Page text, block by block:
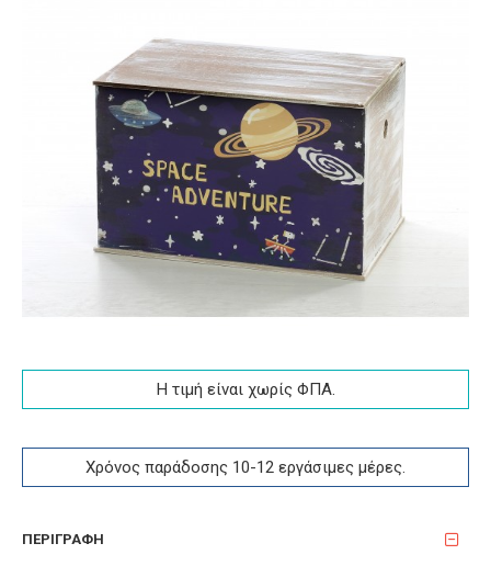
Η τιμή είναι χωρίς ΦΠA.
Χρόνος παράδοσης 10-12 εργάσιμες μέρες.
ΠΕΡΙΓΡΑΦΉ